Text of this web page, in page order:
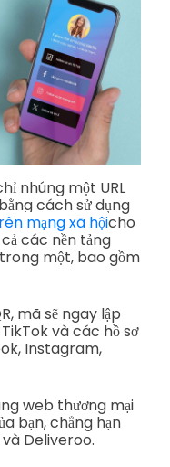
nhúng một URL
cách sử dụng
mạng xã hộicho
các nền tảng
một, bao gồm
mã sẽ ngay lập
và các hồ sơ
Instagram,
web thương mại
bạn, chẳng hạn
Deliveroo.